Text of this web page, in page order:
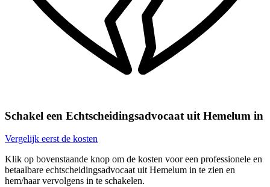
Schakel een Echtscheidingsadvocaat uit Hemelum in
Vergelijk eerst de kosten
Klik op bovenstaande knop om de kosten voor een professionele en
betaalbare echtscheidingsadvocaat uit Hemelum in te zien en
hem/haar vervolgens in te schakelen.